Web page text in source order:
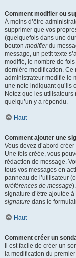
Comment modifier ou
À moins d’être
supprimer que vos
(quelquefois dans une
bouton modifierdu
message, un petit texte
modifié, le nombre de
dernière modification. Ce
administrateur modifie le
une note indiquant qu’ils
Notez que les
quelqu’un y a répondu.
Haut
Comment ajouter une
Vous devez d’abord
Une fois créée, vous
rédaction de message.
tous vos messages en
panneau de l’utilisateur
préférences de message
signature d’être ajoutée
signature dans le
Haut
Comment créer un
Il est facile de créer un
la modification du